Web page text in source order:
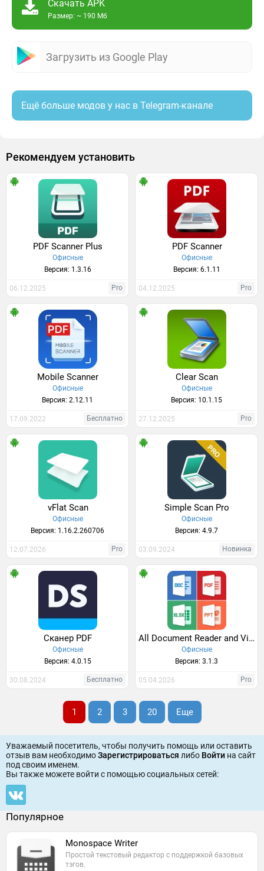
Скачать APK
Размер: ~ 190 Мб
Загрузить из Google Play
Ещё больше модов у нас в Telegram-канале
Рекомендуем установить
PDF Scanner Plus
Офисные
Версия: 1.3.16
06.12.2025 Pro
PDF Scanner
Офисные
Версия: 6.1.11
04.12.2025 Pro
Mobile Scanner
Офисные
Версия: 2.12.11
17.09.2022 Бесплатно
Clear Scan
Офисные
Версия: 10.1.15
27.12.2025 Pro
vFlat Scan
Офисные
Версия: 1.16.2.260706
12.07.2026 Pro
Simple Scan Pro
Офисные
Версия: 4.9.7
03.09.2024 Новинка
Сканер PDF
Офисные
Версия: 4.0.15
30.08.2024 Бесплатно
All Document Reader and Viewer
Офисные
Версия: 3.1.3
05.04.2026 Pro
1 2 3 20 Еще
Уважаемый посетитель, чтобы получить помощь или оставить
отзыв вам необходимоЗарегистрироваться либо Войти на сайт
под своим именем.
Вы также можете войти c помощью социальных сетей:
Популярное
Monospace Writer
Простой текстовый редактор с поддержкой базовых
тэгов.